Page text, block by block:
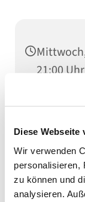
Diese Webseite
Wir verwenden
personalisieren,
zu können und
analysieren.
21:00 Uhr